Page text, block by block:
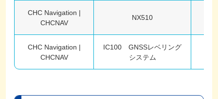
CHC Navigation |
CHCNAV
NX510
CHC Navigation |
CHCNAV
IC100 GNSSレベリング
システム